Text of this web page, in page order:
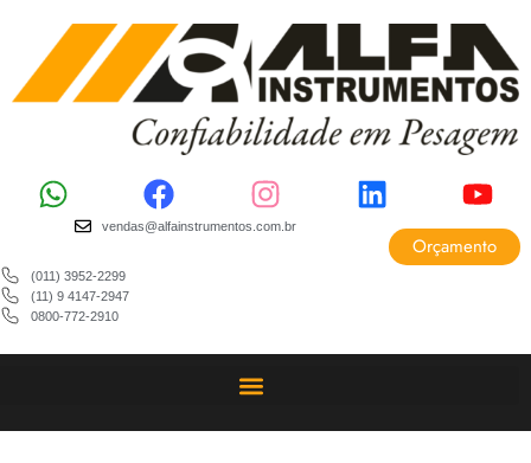
vendas@alfainstrumentos.com.br
Orçamento
(011) 3952-2299
(11) 9 4147-2947
0800-772-2910